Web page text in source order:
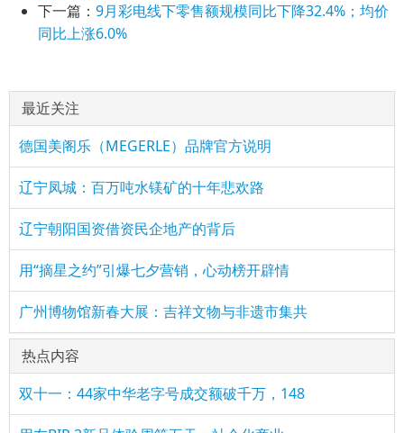
下一篇： 9月彩电线下零售额规模同比下降32.4%；均价
同比上涨6.0%
最近关注
德国美阁乐（MEGERLE）品牌官方说明
辽宁凤城：百万吨水镁矿的十年悲欢路
辽宁朝阳国资借资民企地产的背后
用“摘星之约”引爆七夕营销，心动榜开辟情
广州博物馆新春大展：吉祥文物与非遗市集共
热点内容
双十一：44家中华老字号成交额破千万，148